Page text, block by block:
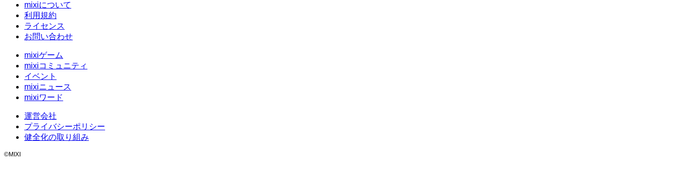
mixiについて
利用規約
ライセンス
お問い合わせ
mixiゲーム
mixiコミュニティ
イベント
mixiニュース
mixiワード
運営会社
プライバシーポリシー
健全化の取り組み
©MIXI